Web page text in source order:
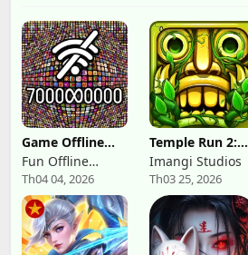
Game Offline
không mạng
100+
Fun Offline
Games
Th04 04, 2026
Temple Run 2:
Endless Escape
Imangi Studios
Th03 25, 2026